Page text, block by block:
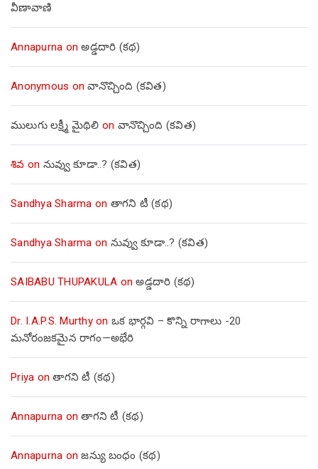
వీణావాణి
Annapurna onఅడ్డదారి (కథ)
Anonymous onవానొచ్చింది (కవిత)
ములుగు లక్ష్మీ మైథిలి on వానొచ్చింది (కవిత)
శివ on నువ్వు కూడా..? (కవిత)
Sandhya Sharma on తాగని టీ (కథ)
Sandhya Sharma on నువ్వు కూడా..? (కవిత)
SAIBABU THUPAKULA onఅడ్డదారి (కథ)
Dr. I.A.P.S. Murthyon ఒక భార్గవి – కొన్ని రాగాలు -20
మనోరంజకమైన రాగం—అభేరి
Priya onతాగని టీ (కథ)
Annapurna onతాగని టీ (కథ)
Annapurna onజన్యు బంధం (కథ)